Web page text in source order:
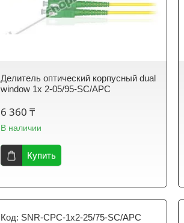
Делитель оптический корпусный dual
window 1х 2-05/95-SC/APC
6 360 ₸
В наличии
Купить
SNR-CPC-1x2-25/75-SC/APC